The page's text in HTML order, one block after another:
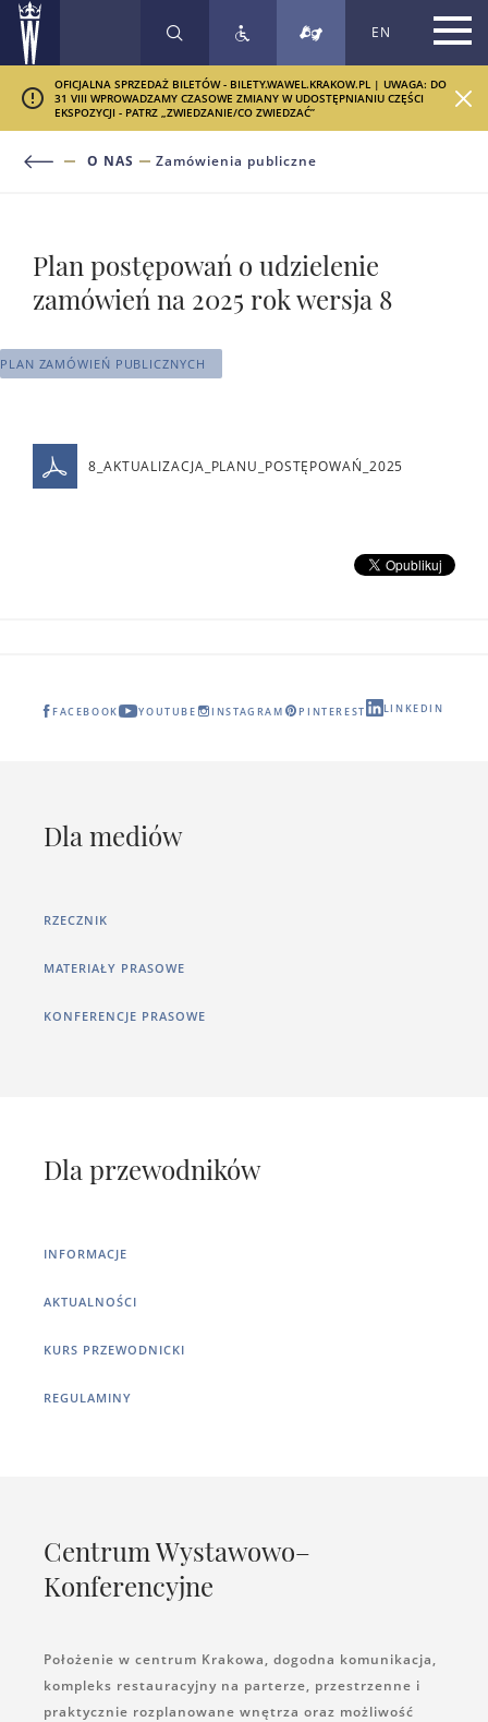
SZUKAJ EN
OFICJALNA SPRZEDAŻ BILETÓW - BILETY.WAWEL.KRAKOW.PL | UWAGA: DO
31 VIII WPROWADZAMY CZASOWE ZMIANY W UDOSTĘPNIANIU CZĘŚCI
EKSPOZYCJI - PATRZ „ZWIEDZANIE/CO ZWIEDZAĆ”
O NAS Zamówienia publiczne
Plan postępowań o udzielenie
zamówień na 2025 rok wersja 8
PLAN ZAMÓWIEŃ PUBLICZNYCH
8_AKTUALIZACJA_PLANU_POSTĘPOWAŃ_2025
FACEBOOK YOUTUBE INSTAGRAM PINTEREST LINKEDIN
Dla mediów
RZECZNIK
MATERIAŁY PRASOWE
KONFERENCJE PRASOWE
Dla przewodników
INFORMACJE
AKTUALNOŚCI
KURS PRZEWODNICKI
REGULAMINY
Centrum Wystawowo–
Konferencyjne
Położenie w centrum Krakowa, dogodna komunikacja,
kompleks restauracyjny na parterze, przestrzenne i
praktycznie rozplanowane wnętrza oraz możliwość